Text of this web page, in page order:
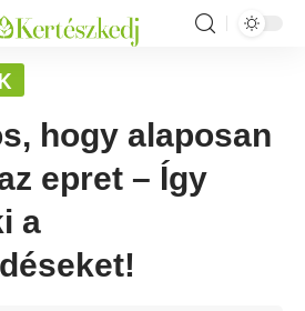
hogy alaposan
epret – Így
a